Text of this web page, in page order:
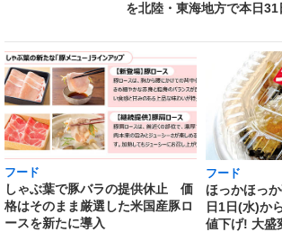
を北陸・東海地方で本日
フード
しゃぶ葉で豚バラの提供休止 価
格はそのまま厳選した米国産豚ロ
ースを新たに導入
フード
ほっかほっ
日1日(水)か
値下げ! 大盛